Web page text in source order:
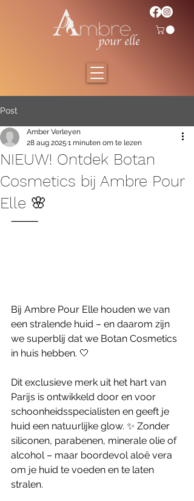
Post
NIEUW! Ontdek Botan
Cosmetics bij Ambre Pour
Elle 🌸
Amber Verleyen
28 aug 2025 1 minuten om te lezen
⸻
Bij Ambre Pour Elle houden we van
een stralende huid – en daarom zijn
we superblij dat we Botan Cosmetics
in huis hebben. 🤍
Dit exclusieve merk uit het hart van
Parijs is ontwikkeld door en voor
schoonheidsspecialisten en geeft je
huid een natuurlijke glow. ✨ Zonder
siliconen, parabenen, minerale olie of
alcohol – maar boordevol aloë vera
om je huid te voeden en te laten
stralen.